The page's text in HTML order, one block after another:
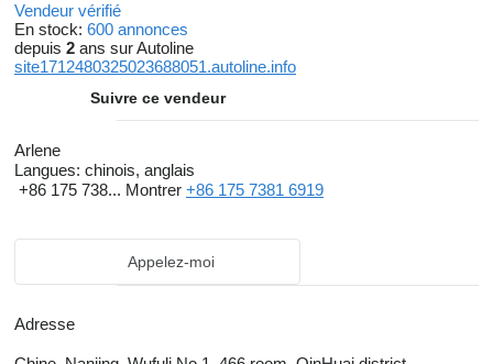
Vendeur vérifié
En stock: 600 annonces
depuis 2 ans sur Autoline
site1712480325023688051.autoline.info
Suivre ce vendeur
Arlene
Langues: chinois, anglais
+86 175 738... Montrer +86 175 7381 6919
Appelez-moi
Adresse